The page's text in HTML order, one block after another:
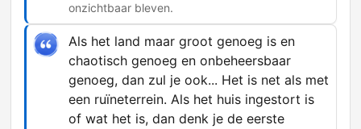
onzichtbaar bleven.
Als het land maar groot genoeg is en
chaotisch genoeg en onbeheersbaar
genoeg, dan zul je ook... Het is net als met
een ruïneterrein. Als het huis ingestort is
of wat het is, dan denk je de eerste